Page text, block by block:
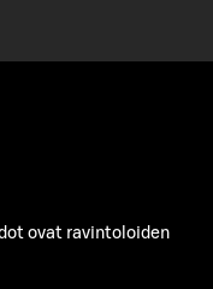
ovat ravintoloiden